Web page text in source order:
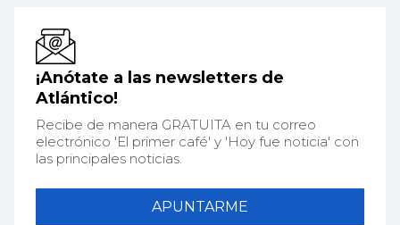
¡Anótate a las newsletters de
Atlántico!
Recibe de manera GRATUITA en tu correo
electrónico 'El primer café' y 'Hoy fue noticia' con
las principales noticias.
APUNTARME